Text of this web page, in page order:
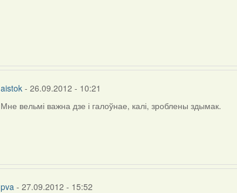
aistok - 26.09.2012 - 10:21
In
Мне вельмі важна дзе і галоўнае, калі, зроблены здымак.
pva - 27.09.2012 - 15:52